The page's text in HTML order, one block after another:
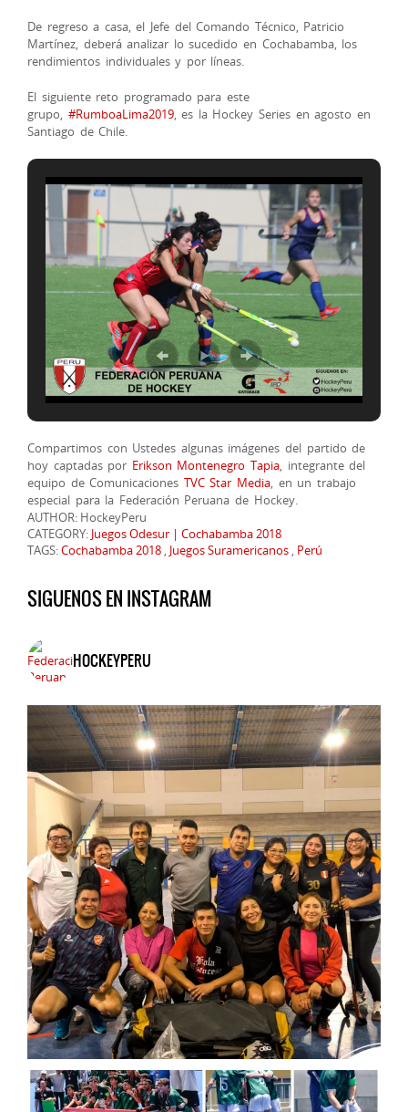
De regreso a casa, el Jefe del Comando Técnico, Patricio
Martínez, deberá analizar lo sucedido en Cochabamba, los
rendimientos individuales y por líneas.
El siguiente reto programado para este
grupo, #RumboaLima2019, es la Hockey Series en agosto en
Santiago de Chile.
Compartimos con Ustedes algunas imágenes del partido de
hoy captadas por Erikson Montenegro Tapia, integrante del
equipo de Comunicaciones TVC Star Media, en un trabajo
especial para la Federación Peruana de Hockey.
AUTHOR: HockeyPeru
CATEGORY: Juegos Odesur | Cochabamba 2018
TAGS:Cochabamba 2018 , Juegos Suramericanos , Perú
SIGUENOS EN INSTAGRAM
HOCKEYPERU